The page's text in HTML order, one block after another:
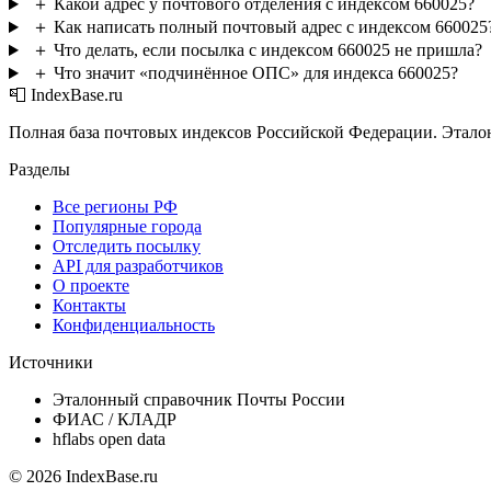
＋ Какой адрес у почтового отделения с индексом 660025?
＋ Как написать полный почтовый адрес с индексом
＋ Что делать, если посылка с индексом 660025 не пришла?
＋ Что значит «подчинённое ОПС» для индекса 660025?
📮 IndexBase.ru
Полная база почтовых индексов Российской Федерации.
Разделы
Все регионы РФ
Популярные города
Отследить посылку
API для разработчиков
О проекте
Контакты
Конфиденциальность
Источники
Эталонный справочник Почты России
ФИАС / КЛАДР
hflabs open data
© 2026 IndexBase.ru